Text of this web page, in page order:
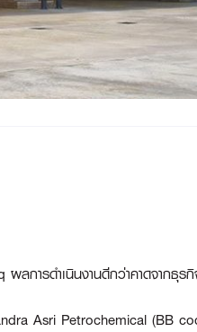
ารดำเนินงานดีกว่าคาดจากธุร
Asri Petrochemical (BB